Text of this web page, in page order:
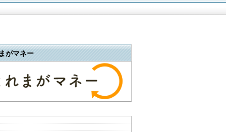
がマネー